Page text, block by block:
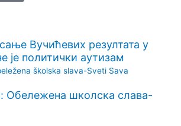
Вучићевих резултата у
је политички аутизам
Обележена школска слава-